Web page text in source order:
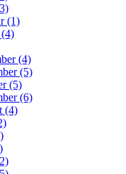
(1)
(4)
(4)
(5)
(5)
(6)
(4)